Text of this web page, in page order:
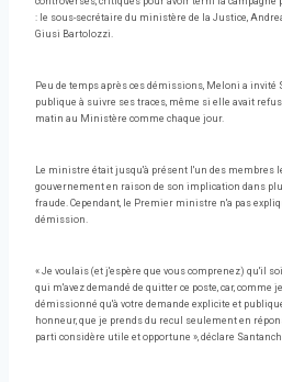
: le sous-secrétaire du ministère de la Justice,
Giusi Bartolozzi.
Peu de temps après ces démissions, Meloni a invité
publique à suivre ses traces, même si elle avait
matin au Ministère comme chaque jour.
Le ministre était jusqu'à présent l'un des membres
gouvernement en raison de son implication dans
fraude. Cependant, le Premier ministre n'a pas
démission.
« Je voulais (et j'espère que vous comprenez) qu'il
qui m'avez demandé de quitter ce poste, car, comme
démissionné qu'à votre demande explicite et
honneur, que je prends du recul seulement en
parti considère utile et opportune », déclare